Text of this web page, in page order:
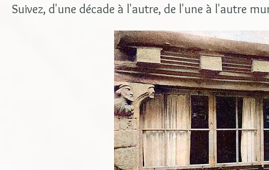
Suivez, d'une décade à l'autre, de l'une à l'autre